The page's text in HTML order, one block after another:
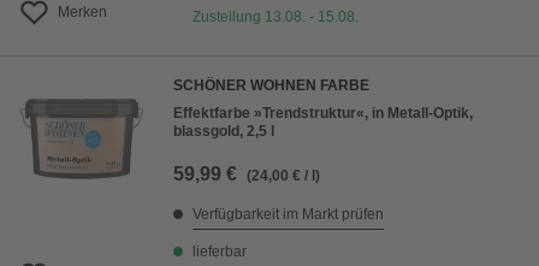
Merken
Zustellung 13.08. - 15.08.
SCHÖNER WOHNEN FARBE
Effektfarbe »Trendstruktur«, in Metall-Optik,
blassgold, 2,5 l
59,99 € (24,00 € / l)
Verfügbarkeit im Markt prüfen
lieferbar